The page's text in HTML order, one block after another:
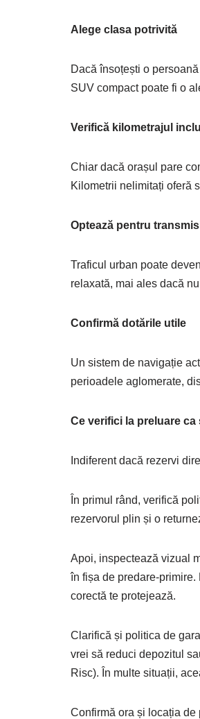
Alege clasa potrivită
Dacă însoțești o
SUV compact poate fi o
Verifică kilometrajul
Chiar dacă orașul pare
Kilometrii nelimitați oferă
Optează pentru
Traficul urban poate
relaxată, mai ales dacă
Confirmă dotările utile
Un sistem de navigație
perioadele aglomerate,
Ce verifici la preluare
Indiferent dacă rezervi
În primul rând, verifică
rezervorul plin și o
Apoi, inspectează vizual
în fișa de predare-
corectă te protejează.
Clarifică și politica de
vrei să reduci depozitul
Risc). În multe situații,
Confirmă ora și locația